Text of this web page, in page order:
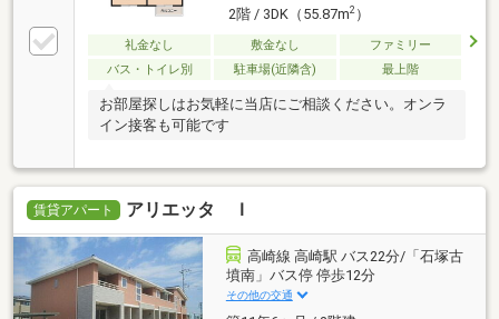
2階 / 3DK（55.87m2）
礼金なし 敷金なし
ファミリー
バス・トイレ別
駐車場(近隣含) 最上階
お部屋探しはお気軽に当店にご相談ください。オンラ
イン接客も可能です
賃貸アパート アリエッタ Ｉ
高崎線 高崎駅 バス22分/「石塚古
墳南」バス停 停歩12分
その他の交通